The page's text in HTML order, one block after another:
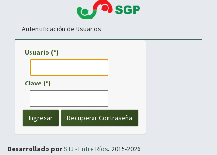
Autentificación de Usuarios
Usuario (*)
Clave (*)
Ingresar Recuperar Contraseña
Desarrollado porSTJ - Entre Ríos. 2015-2026